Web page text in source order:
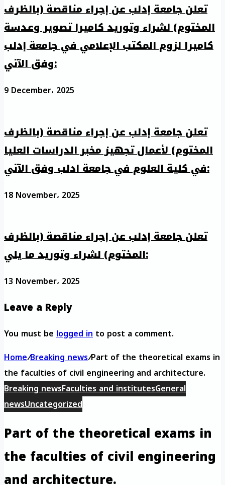
تعلن جامعة إدلب عن إجراء مناقصة (بالظرف
المختوم) لشراء وتوريد كاميرا تصوير وعدسة
كاميرا لزوم المكتب الإعلامي في جامعة إدلب
وفق الآتي:
9 December، 2025
تعلن جامعة إدلب عن إجراء مناقصة (بالظرف
المختوم) لأعمال تجهيز مخبر الدراسات العليا
في كلية العلوم في جامعة ادلب وفق الآتي:
18 November، 2025
تعلن جامعة إدلب عن إجراء مناقصة (بالظرف
المختوم) لشراء وتوريد ما يلي:
13 November، 2025
Leave a Reply
You must belogged into post a comment.
Home/Breaking news/Part of the theoretical exams in
the faculties of civil engineering and architecture.
Breaking newsFaculties and institutesGeneral
newsUncategorized
Part of the theoretical exams in
the faculties of civil engineering
and architecture.